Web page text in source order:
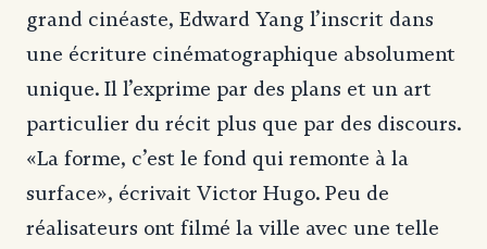
grand cinéaste, Edward Yang l’inscrit dans
une écriture cinématographique absolument
unique. Il l’exprime par des plans et un art
particulier du récit plus que par des discours.
«La forme, c’est le fond qui remonte à la
surface», écrivait Victor Hugo. Peu de
réalisateurs ont filmé la ville avec une telle